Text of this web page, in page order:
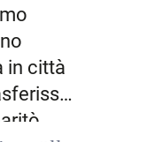
in città